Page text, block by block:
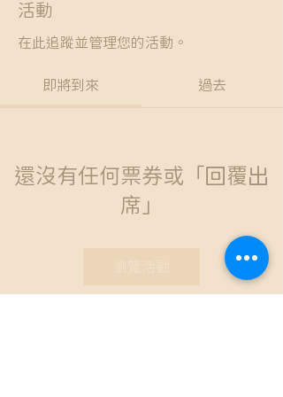
活動
在此追蹤並管理您的活動。
即將到來 過去
還沒有任何票券或「回覆出
席」